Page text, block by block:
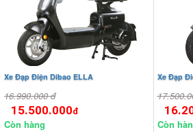
Xe Đạp Điện Dibao ELLA
16.990.000 đ
15.500.000đ
Còn hàng
Xe Đạp
Còn